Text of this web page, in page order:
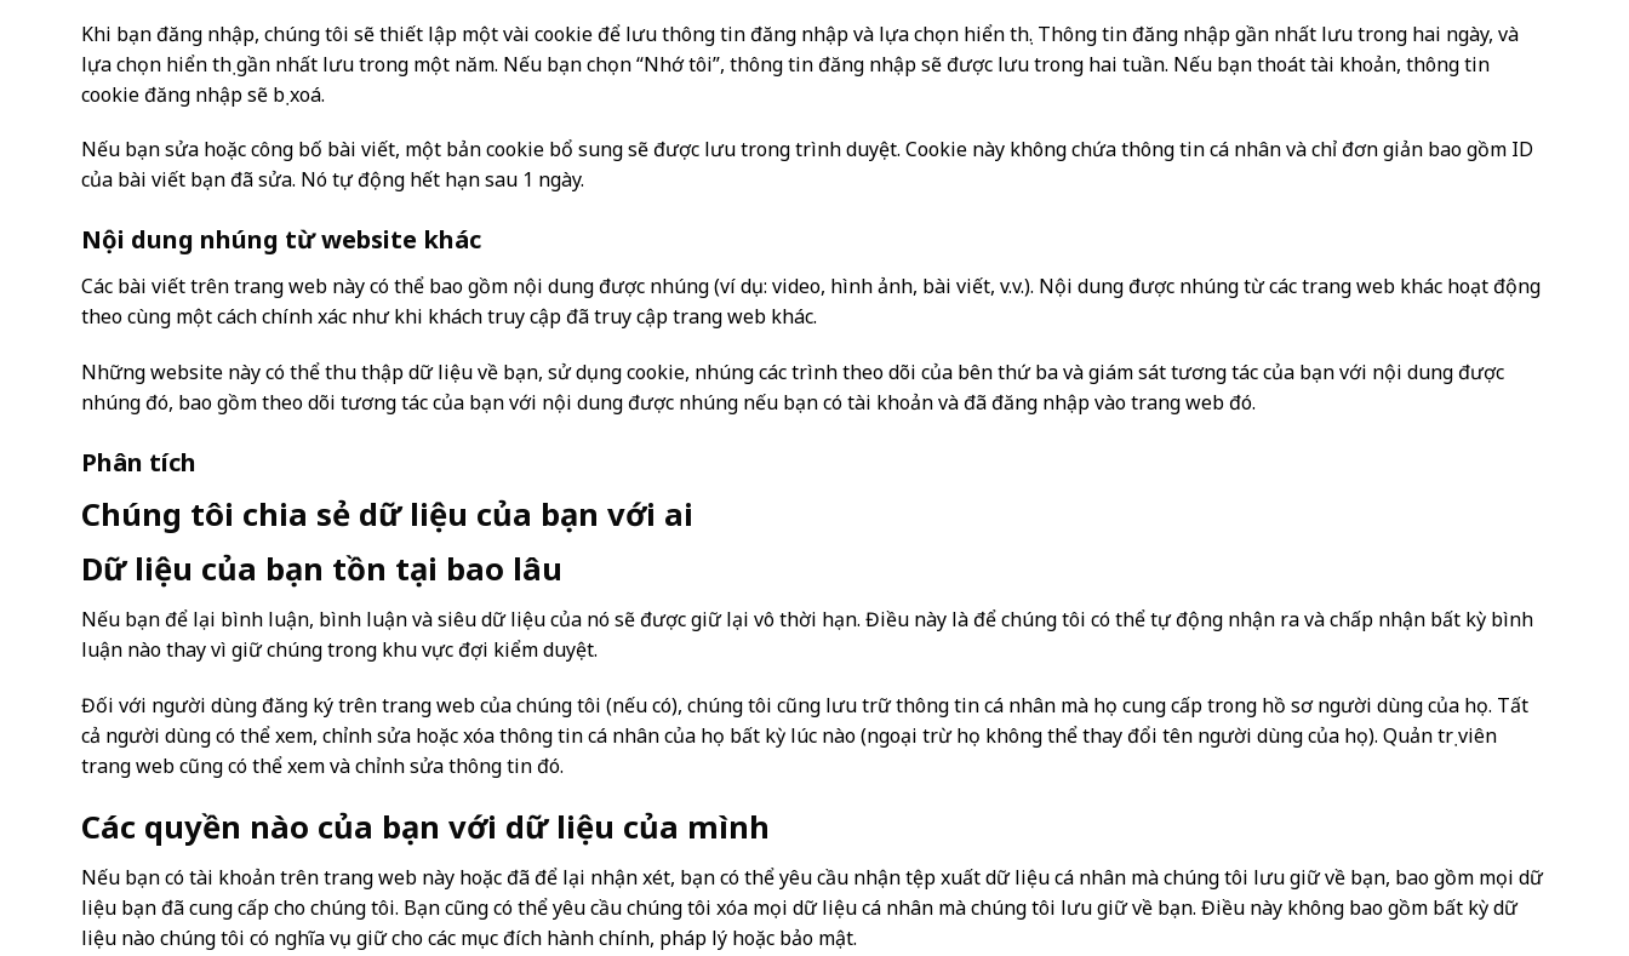
Khi bạn đăng nhập, chúng tôi sẽ thiết lập một vài cookie để lưu thông tin đăng nhập và lựa chọn hiển thị. Thông tin đăng nhập gần nhất lưu trong hai ngày, và
lựa chọn hiển thị gần nhất lưu trong một năm. Nếu bạn chọn “Nhớ tôi”, thông tin đăng nhập sẽ được lưu trong hai tuần. Nếu bạn thoát tài khoản, thông tin
cookie đăng nhập sẽ bị xoá.
Nếu bạn sửa hoặc công bố bài viết, một bản cookie bổ sung sẽ được lưu trong trình duyệt. Cookie này không chứa thông tin cá nhân và chỉ đơn giản bao gồm ID
của bài viết bạn đã sửa. Nó tự động hết hạn sau 1 ngày.
Nội dung nhúng từ website khác
Các bài viết trên trang web này có thể bao gồm nội dung được nhúng (ví dụ: video, hình ảnh, bài viết, v.v.). Nội dung được nhúng từ các trang web khác hoạt động
theo cùng một cách chính xác như khi khách truy cập đã truy cập trang web khác.
Những website này có thể thu thập dữ liệu về bạn, sử dụng cookie, nhúng các trình theo dõi của bên thứ ba và giám sát tương tác của bạn với nội dung được
nhúng đó, bao gồm theo dõi tương tác của bạn với nội dung được nhúng nếu bạn có tài khoản và đã đăng nhập vào trang web đó.
Phân tích
Chúng tôi chia sẻ dữ liệu của bạn với ai
Dữ liệu của bạn tồn tại bao lâu
Nếu bạn để lại bình luận, bình luận và siêu dữ liệu của nó sẽ được giữ lại vô thời hạn. Điều này là để chúng tôi có thể tự động nhận ra và chấp nhận bất kỳ bình
luận nào thay vì giữ chúng trong khu vực đợi kiểm duyệt.
Đối với người dùng đăng ký trên trang web của chúng tôi (nếu có), chúng tôi cũng lưu trữ thông tin cá nhân mà họ cung cấp trong hồ sơ người dùng của họ. Tất
cả người dùng có thể xem, chỉnh sửa hoặc xóa thông tin cá nhân của họ bất kỳ lúc nào (ngoại trừ họ không thể thay đổi tên người dùng của họ). Quản trị viên
trang web cũng có thể xem và chỉnh sửa thông tin đó.
Các quyền nào của bạn với dữ liệu của mình
Nếu bạn có tài khoản trên trang web này hoặc đã để lại nhận xét, bạn có thể yêu cầu nhận tệp xuất dữ liệu cá nhân mà chúng tôi lưu giữ về bạn, bao gồm mọi dữ
liệu bạn đã cung cấp cho chúng tôi. Bạn cũng có thể yêu cầu chúng tôi xóa mọi dữ liệu cá nhân mà chúng tôi lưu giữ về bạn. Điều này không bao gồm bất kỳ dữ
liệu nào chúng tôi có nghĩa vụ giữ cho các mục đích hành chính, pháp lý hoặc bảo mật.